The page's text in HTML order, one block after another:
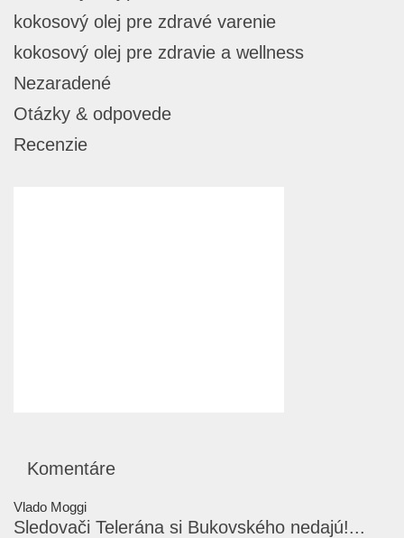
kokosový olej pre zdravé varenie
kokosový olej pre zdravie a wellness
Nezaradené
Otázky & odpovede
Recenzie
Komentáre
Vlado Moggi
Sledovači Telerána si Bukovského nedajú!...